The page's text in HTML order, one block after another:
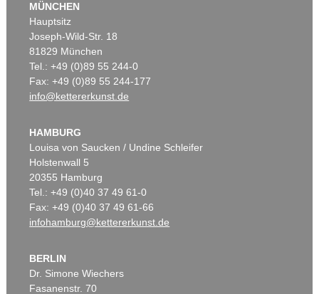
MÜNCHEN
Hauptsitz
Joseph-Wild-Str. 18
81829 München
Tel.: +49 (0)89 55 244-0
Fax: +49 (0)89 55 244-177
info@kettererkunst.de
HAMBURG
Louisa von Saucken / Undine Schleifer
Holstenwall 5
20355 Hamburg
Tel.: +49 (0)40 37 49 61-0
Fax: +49 (0)40 37 49 61-66
infohamburg@kettererkunst.de
BERLIN
Dr. Simone Wiechers
Fasanenstr. 70